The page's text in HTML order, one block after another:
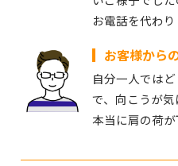
お電話を代わり
お客様から
自分一人では
で、向こうが
本当に肩の荷が